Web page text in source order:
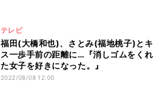
テレビ
福田(大橋和也)、さとみ(福地桃子)とキ
ス一歩手前の距離に…『消しゴムをくれ
た女子を好きになった。』
2022/08/08 12:00